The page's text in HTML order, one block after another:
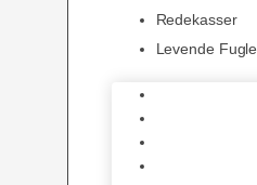
Redekasser
Levende Fugle